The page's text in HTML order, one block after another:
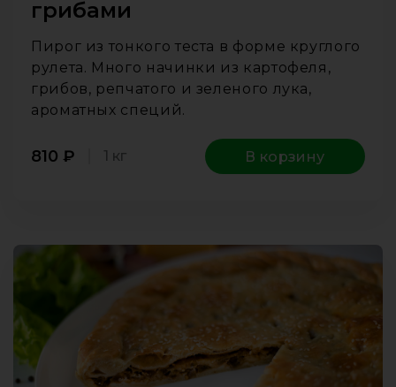
грибами
Пирог из тонкого теста в форме круглого
рулета. Много начинки из картофеля,
грибов, репчатого и зеленого лука,
ароматных специй.
810 ₽ 1 кг В корзину